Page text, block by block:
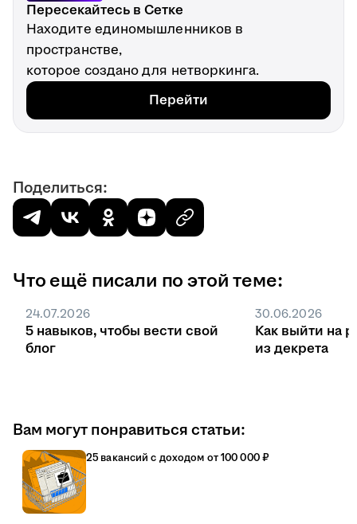
Пересекайтесь в Сетке
Находите единомышленников в
пространстве,
которое создано для нетворкинга.
Перейти
Поделиться:
Что ещё писали по этой теме:
24.07.2026
5 навыков, чтобы вести свой
блог
30.06.2026
Как выйти на
из декрета
Вам могут понравиться статьи:
25 вакансий с доходом от 100 000 ₽